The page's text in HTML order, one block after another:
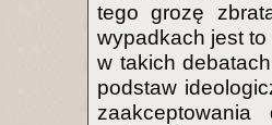
tego grozę
wypadkach jest
w takich
podstaw